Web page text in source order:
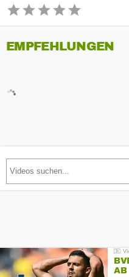
EMPFEHLUNGEN
AB